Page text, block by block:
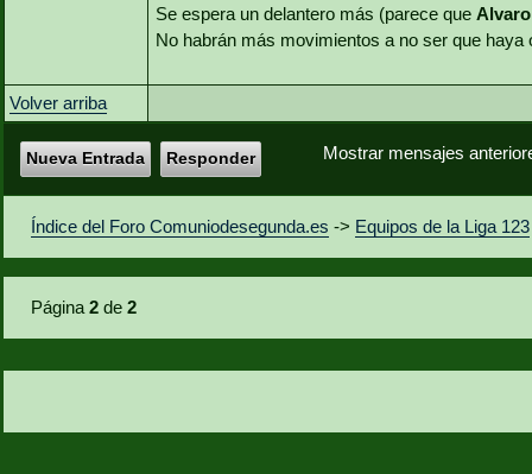
Se espera un delantero más (parece que
No habrán más movimientos a no ser que
Volver arriba
Mostrar mensajes
Nueva Entrada Responder
Índice del Foro Comuniodesegunda.es -> Equipos de la Liga 123
Página2 de2